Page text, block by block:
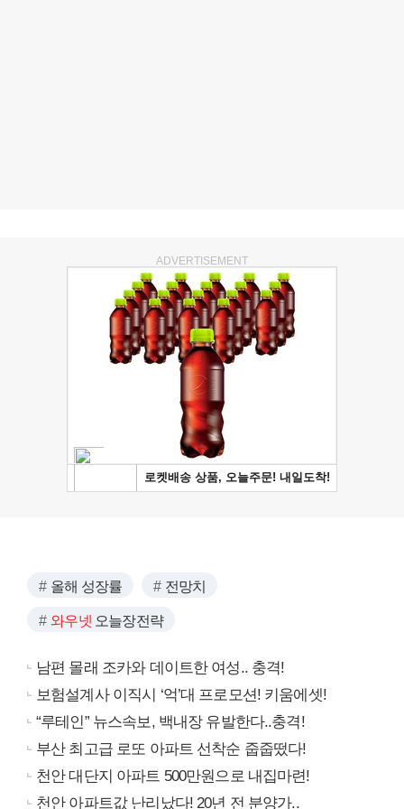
ADVERTISEMENT
올해 성장률 전망치
와우넷 오늘장전략
남편 몰래 조카와 데이트한 여성.. 충격!
보험설계사 이직시 ‘억’대 프로모션! 키움에셋!
“루테인” 뉴스속보, 백내장 유발한다..충격!
부산 최고급 로또 아파트 선착순 줍줍떴다!
천안 대단지 아파트 500만원으로 내집마련!
천안 아파트값 난리났다! 20년 전 분양가..